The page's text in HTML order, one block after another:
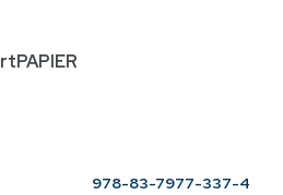
978-83-7977-337-4